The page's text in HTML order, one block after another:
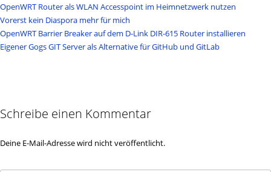
OpenWRT Router als WLAN Accesspoint im Heimnetzwerk nutzen
Vorerst kein Diaspora mehr für mich
OpenWRT Barrier Breaker auf dem D-Link DIR-615 Router installieren
Eigener Gogs GIT Server als Alternative für GitHub und GitLab
Schreibe einen Kommentar
Deine E-Mail-Adresse wird nicht veröffentlicht.